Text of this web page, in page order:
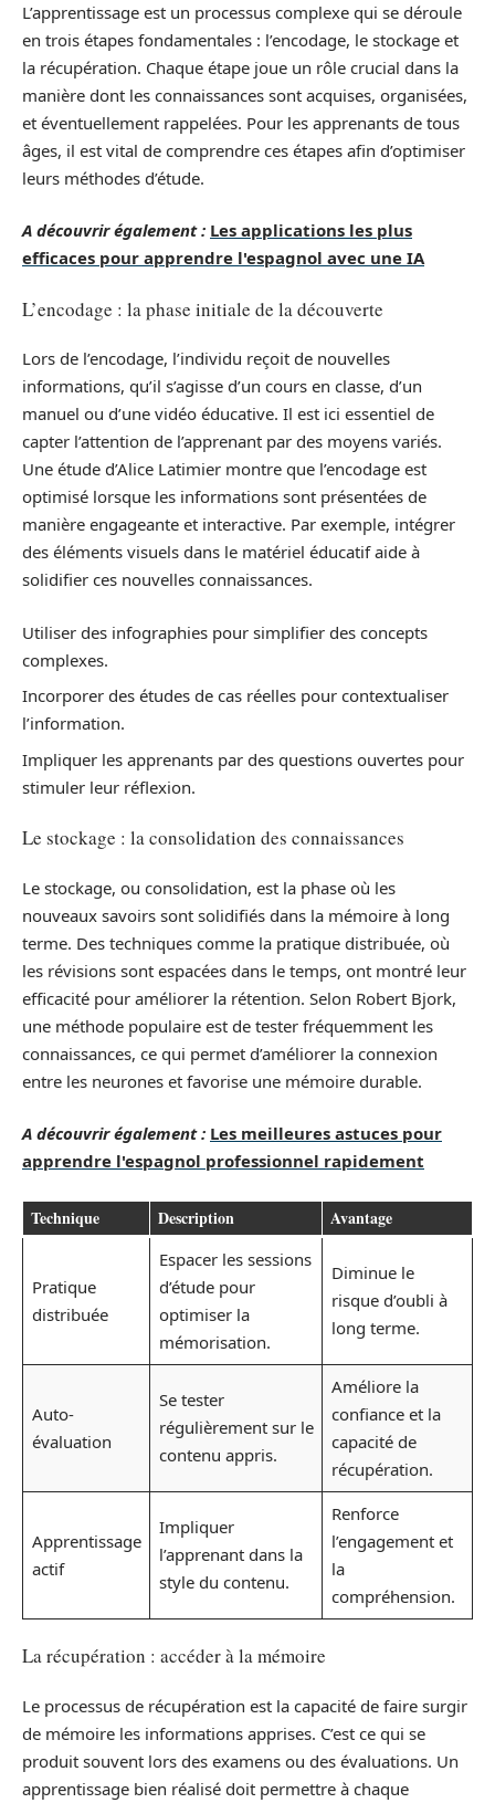
L’apprentissage est un processus complexe qui se déroule
en trois étapes fondamentales : l’encodage, le stockage et
la récupération. Chaque étape joue un rôle crucial dans la
manière dont les connaissances sont acquises, organisées,
et éventuellement rappelées. Pour les apprenants de tous
âges, il est vital de comprendre ces étapes afin d’optimiser
leurs méthodes d’étude.
A découvrir également : Les applications les plus
efficaces pour apprendre l'espagnol avec une IA
L’encodage : la phase initiale de la découverte
Lors de l’encodage, l’individu reçoit de nouvelles
informations, qu’il s’agisse d’un cours en classe, d’un
manuel ou d’une vidéo éducative. Il est ici essentiel de
capter l’attention de l’apprenant par des moyens variés.
Une étude d’Alice Latimier montre que l’encodage est
optimisé lorsque les informations sont présentées de
manière engageante et interactive. Par exemple, intégrer
des éléments visuels dans le matériel éducatif aide à
solidifier ces nouvelles connaissances.
Utiliser des infographies pour simplifier des concepts
complexes.
Incorporer des études de cas réelles pour contextualiser
l’information.
Impliquer les apprenants par des questions ouvertes pour
stimuler leur réflexion.
Le stockage : la consolidation des connaissances
Le stockage, ou consolidation, est la phase où les
nouveaux savoirs sont solidifiés dans la mémoire à long
terme. Des techniques comme la pratique distribuée, où
les révisions sont espacées dans le temps, ont montré leur
efficacité pour améliorer la rétention. Selon Robert Bjork,
une méthode populaire est de tester fréquemment les
connaissances, ce qui permet d’améliorer la connexion
entre les neurones et favorise une mémoire durable.
A découvrir également : Les meilleures astuces pour
apprendre l'espagnol professionnel rapidement
Technique Description Avantage
Pratique
distribuée
Espacer les sessions
d’étude pour
optimiser la
mémorisation.
Diminue le
risque d’oubli à
long terme.
Auto-
évaluation
Se tester
régulièrement sur le
contenu appris.
Améliore la
confiance et la
capacité de
récupération.
Apprentissage
actif
Impliquer
l’apprenant dans la
style du contenu.
Renforce
l’engagement et
la
compréhension.
La récupération : accéder à la mémoire
Le processus de récupération est la capacité de faire surgir
de mémoire les informations apprises. C’est ce qui se
produit souvent lors des examens ou des évaluations. Un
apprentissage bien réalisé doit permettre à chaque